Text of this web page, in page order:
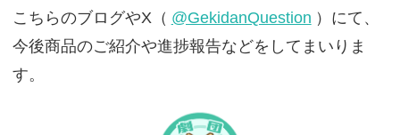
こちらのブログやX（ @GekidanQuestion ）にて、
今後商品のご紹介や進捗報告などをしてまいりま
す。